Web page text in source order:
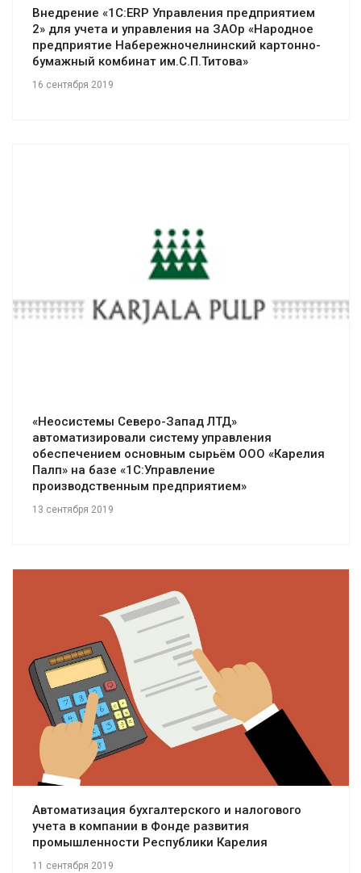
Внедрение «1С:ERP Управления предприятием
2» для учета и управления на ЗАОр «Народное
предприятие Набережночелнинский картонно-
бумажный комбинат им.С.П.Титова»
16 сентября 2019
Смотреть проект
«Неосистемы Северо-Запад ЛТД»
автоматизировали систему управления
обеспечением основным сырьём ООО «Карелия
Палп» на базе «1С:Управление
производственным предприятием»
13 сентября 2019
Смотреть проект
Автоматизация бухгалтерского и налогового
учета в компании в Фонде развития
промышленности Республики Карелия
11 сентября 2019